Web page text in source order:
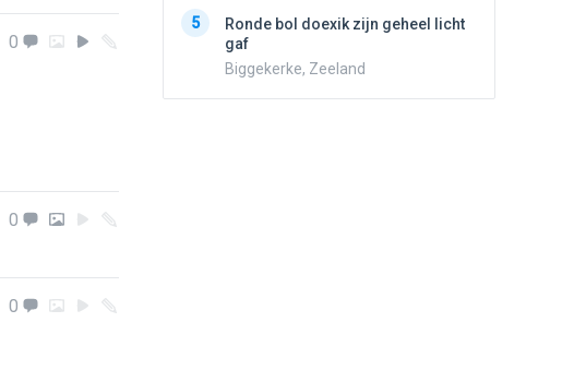
0
0
0
5
Ronde bol doexik zijn geheel licht
gaf
Biggekerke, Zeeland